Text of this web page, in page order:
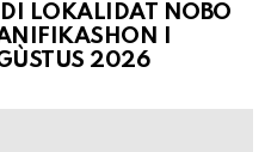
LOKALIDAT NOBO
I
2026